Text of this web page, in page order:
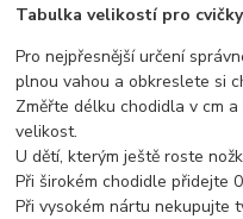
Tabulka velikostí pro
Pro nejpřesnější určení
plnou vahou a obkreslete si
Změřte délku chodidla v cm
velikost.
U dětí, kterým ještě roste
Při širokém chodidle přidejte
Při vysokém nártu nekupujte